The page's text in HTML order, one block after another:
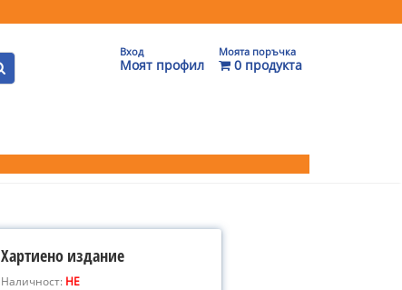
Вход
Моят профил
Моята поръчка
0 продукта
Хартиено издание
Наличност: НЕ